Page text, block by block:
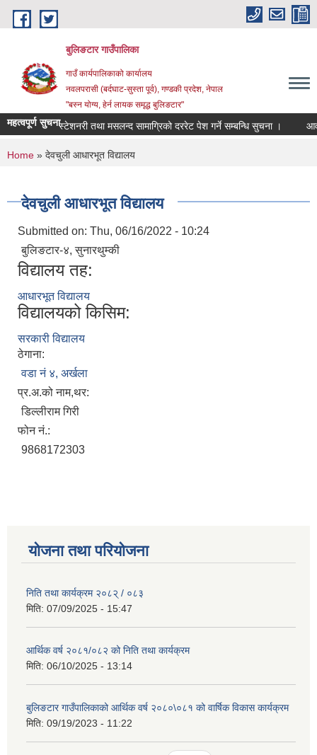
Skip to main content
बुलिङटार गाउँपालिका
गाउँ कार्यपालिकाको कार्यालय
नवलपरासी (बर्दघाट-सुस्ता पूर्व), गण्डकी प्रदेश, नेपाल
"बस्न योग्य, हेर्न लायक समृद्ध बुलिङटार"
महत्वपूर्ण सुचनास्टेशनरी तथा मसलन्द सामाग्रिको दररेट पेश गर्ने सम्बन्धि सुचना । आवश्यक
You are here
Home » देवचुली आधारभूत विद्यालय
देवचुली आधारभूत विद्यालय
Submitted on: Thu, 06/16/2022 - 10:24
बुलिङटार-४, सुनारथुम्की
विद्यालय तह:
आधारभूत विद्यालय
विद्यालयको किसिम:
सरकारी विद्यालय
ठेगाना:
वडा नं ४, अर्खला
प्र.अ.को नाम,थर:
डिल्लीराम गिरी
फोन नं.:
9868172303
योजना तथा परियोजना
निति तथा कार्यक्रम २०८२् / ०८३
मिति: 07/09/2025 - 15:47
आर्थिक वर्ष २०८१/०८२ को निति तथा कार्यक्रम
मिति: 06/10/2025 - 13:14
बुलिङटार गाउँपालिकाको आर्थिक वर्ष २०८०\०८१ को वार्षिक विकास कार्यक्रम
मिति: 09/19/2023 - 11:22